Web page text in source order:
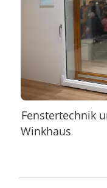
Fenstertechnik
Winkhaus